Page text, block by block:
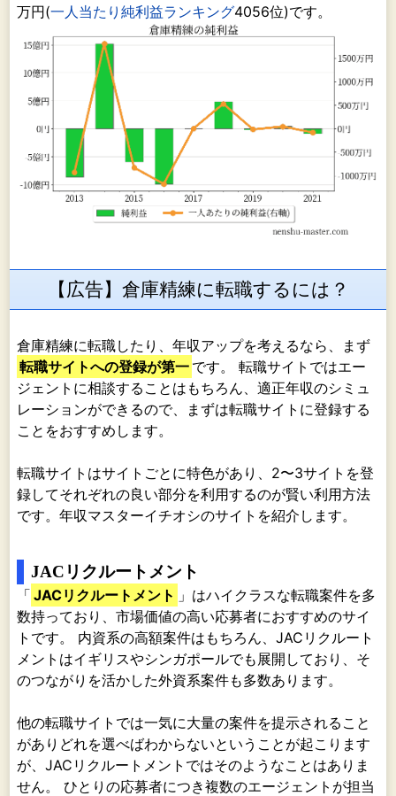
万円(一人当たり純利益ランキング4056位)です。
【広告】倉庫精練に転職するには？
倉庫精練に転職したり、年収アップを考えるなら、まず
転職サイトへの登録が第一 です。 転職サイトではエー
ジェントに相談することはもちろん、適正年収のシミュ
レーションができるので、まずは転職サイトに登録する
ことをおすすめします。
転職サイトはサイトごとに特色があり、2〜3サイトを登
録してそれぞれの良い部分を利用するのが賢い利用方法
です。年収マスターイチオシのサイトを紹介します。
JACリクルートメント
「 JACリクルートメント 」はハイクラスな転職案件を多
数持っており、市場価値の高い応募者におすすめのサイ
トです。 内資系の高額案件はもちろん、JACリクルート
メントはイギリスやシンガポールでも展開しており、そ
のつながりを活かした外資系案件も多数あります。
他の転職サイトでは一気に大量の案件を提示されること
がありどれを選べばわからないということが起こります
が、JACリクルートメントではそのようなことはありま
せん。 ひとりの応募者につき複数のエージェントが担当